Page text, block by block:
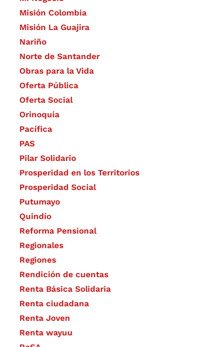
Misión Colombia
Misión La Guajira
Nariño
Norte de Santander
Obras para la Vida
Oferta Pública
Oferta Social​​
Orinoquia
Pacífica
PAS
Pilar Solidario
Prosperidad en los Territorios
Prosperidad Social
Putumayo
Quindío
Reforma Pensional
Regionales
Regiones
Rendición de cuentas
Renta Básica Solidaria
Renta ciudadana
Renta Joven
Renta wayuu